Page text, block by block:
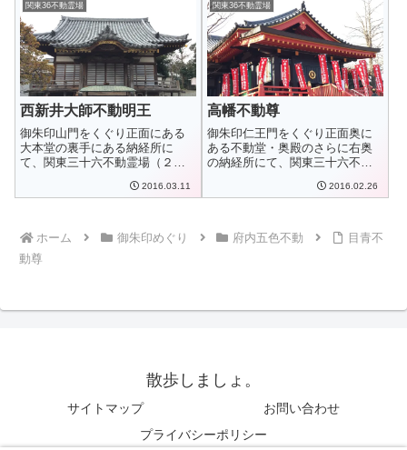
関東36不動霊場
西新井大師不動明王
御朱印山門をくぐり正面にある
大本堂の裏手にある納経所に
て、関東三十六不動霊場（２６
2016.03.11
関東36不動霊場
高幡不動尊
御朱印仁王門をくぐり正面奥に
ある不動堂・奥殿のさらに右奥
の納経所にて、関東三十六不動
2016.02.26
ホーム 御朱印めぐり 府内五色不動
目青不
動尊
散歩しましょ。
サイトマップ
お問い合わせ
プライバシーポリシー